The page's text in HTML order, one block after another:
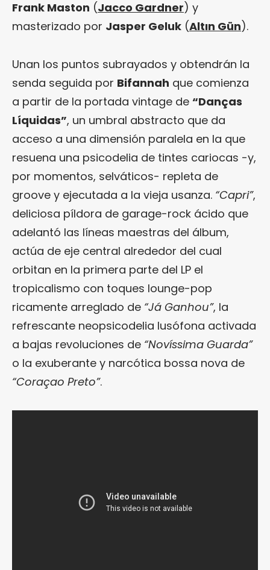
Frank Maston (Jacco Gardner) y
masterizado por Jasper Geluk (Altın Gün).
Unan los puntos subrayados y obtendrán la
senda seguida por Bifannah que comienza
a partir de la portada vintage de “Danças
Líquidas”, un umbral abstracto que da
acceso a una dimensión paralela en la que
resuena una psicodelia de tintes cariocas -y,
por momentos, selváticos- repleta de
groove y ejecutada a la vieja usanza. “Capri”,
deliciosa píldora de garage-rock ácido que
adelantó las líneas maestras del álbum,
actúa de eje central alrededor del cual
orbitan en la primera parte del LP el
tropicalismo con toques lounge-pop
ricamente arreglado de “Já Ganhou”, la
refrescante neopsicodelia lusófona activada
a bajas revoluciones de “Novíssima Guarda”
o la exuberante y narcótica bossa nova de
“Coraçao Preto”.